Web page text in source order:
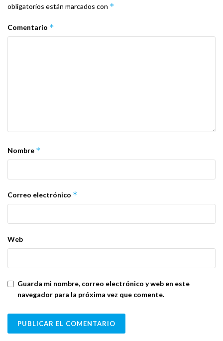
obligatorios están marcados con *
Comentario *
Nombre *
Correo electrónico *
Web
Guarda mi nombre, correo electrónico y web en este
navegador para la próxima vez que comente.